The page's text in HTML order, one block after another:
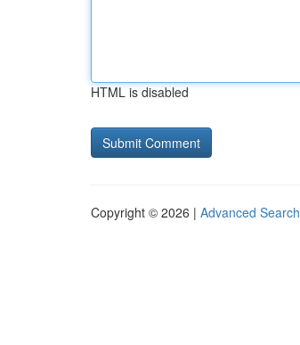
HTML is disabled
Copyright © 2026 | Advanced Search